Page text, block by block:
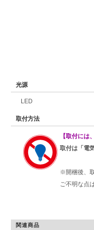
光源
LED
取付方法
【取付には
取付は「電
※開梱後、
ご不明な点
関連商品